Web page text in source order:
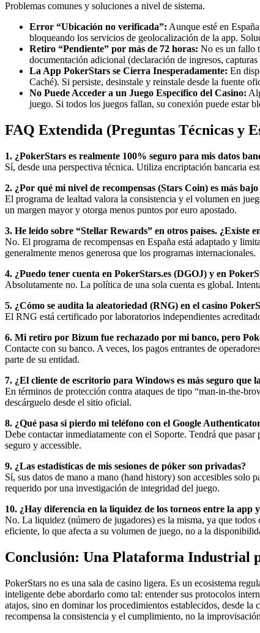
Problemas comunes y soluciones a nivel de sistema.
Error “Ubicación no verificada”: Aunque esté en
bloqueando los servicios de geolocalización de la app.
Retiro “Pendiente” por más de 72 horas: No es un fallo
documentación adicional (declaración de ingresos,
La App PokerStars se Cierra Inesperadamente: En
Caché). Si persiste, desinstale y reinstale desde la fuente
No Puede Acceder a un Juego Específico del Casino:
juego. Si todos los juegos fallan, su conexión puede estar
FAQ Extendida (Preguntas Técnicas y
1. ¿PokerStars es realmente 100% seguro para mis datos
Sí, desde una perspectiva técnica. Utiliza encriptación bancaria
2. ¿Por qué mi nivel de recompensas (Stars Coin) es más
El programa de lealtad valora la consistencia y el volumen en
un margen mayor y otorga menos puntos por euro apostado.
3. He leído sobre “Stellar Rewards” en otros países. ¿Existe
No. El programa de recompensas en España está adaptado y
generalmente menos generosa que los programas internacionales.
4. ¿Puedo tener cuenta en PokerStars.es (DGOJ) y en
Absolutamente no. La política de una sola cuenta es global.
5. ¿Cómo se audita la aleatoriedad (RNG) en el casino
El RNG está certificado por laboratorios independientes
6. Mi retiro por Bizum fue rechazado por mi banco, pero
Contacte con su banco. A veces, los pagos entrantes de
parte de su entidad.
7. ¿El cliente de escritorio para Windows es más seguro que
En términos de protección contra ataques de tipo “man-in-the-
descárguelo desde el sitio oficial.
8. ¿Qué pasa si pierdo mi teléfono con el Google
Debe contactar inmediatamente con el Soporte. Tendrá que
seguro y accessible.
9. ¿Las estadísticas de mis sesiones de póker son privadas?
Sí, sus datos de mano a mano (hand history) son accesibles solo
requerido por una investigación de integridad del juego.
10. ¿Hay diferencia en la liquidez de los torneos entre la app
No. La liquidez (número de jugadores) es la misma, ya que todos
eficiente, lo que afecta a su volumen de juego, no a la
Conclusión: Una Plataforma Industrial
PokerStars no es una sala de casino ligera. Es un ecosistema
inteligente debe abordarlo como tal: entender sus protocolos
atajos, sino en dominar los procedimientos establecidos, desde
recompensa la consistencia y el cumplimiento, no la